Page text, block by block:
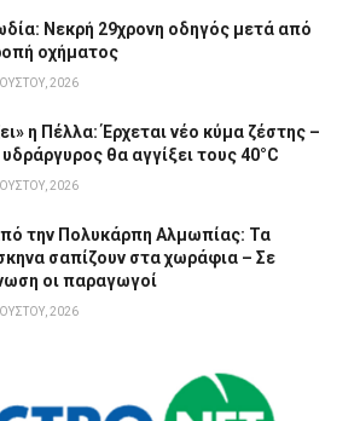
Νεκρή 29χρονη οδηγός μετά από
οχήματος
2026
η Πέλλα: Έρχεται νέο κύμα ζέστης –
θα αγγίξει τους 40°C
2026
την Πολυκάρπη Αλμωπίας: Τα
σαπίζουν στα χωράφια – Σε
οι παραγωγοί
2026